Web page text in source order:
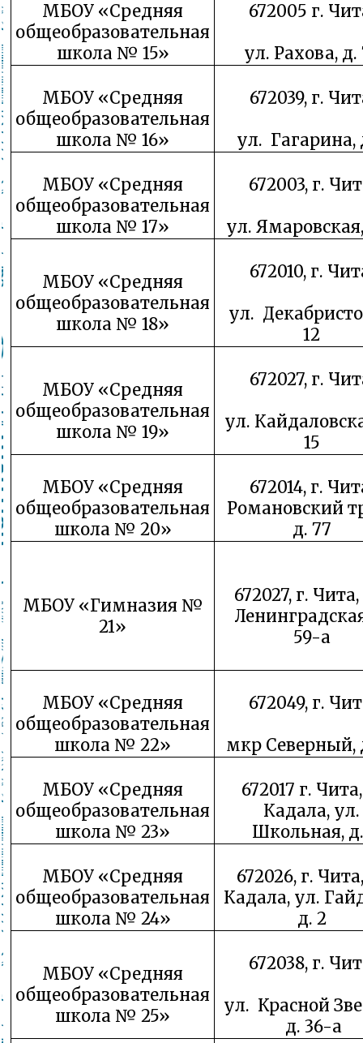
МБОУ «Средняя
общеобразовательная
школа № 15»
672005 г.
ул. Рахова, д.
МБОУ «Средняя
общеобразовательная
школа № 16»
672039, г.
ул. Гагарина,
МБОУ «Средняя
общеобразовательная
школа № 17»
672003, г.
ул.
МБОУ «Средняя
общеобразовательная
школа № 18»
672010, г.
ул.
12
МБОУ «Средняя
общеобразовательная
школа № 19»
672027, г.
ул.
15
МБОУ «Средняя
общеобразовательная
школа № 20»
672014, г.
Романовский
д. 77
МБОУ «Гимназия №
21»
672027, г.
59-а
МБОУ «Средняя
общеобразовательная
школа № 22»
672049, г.
мкр Северный,
МБОУ «Средняя
общеобразовательная
школа № 23»
672017 г.
Кадала, ул.
Школьная,
МБОУ «Средняя
общеобразовательная
школа № 24»
672026, г.
Кадала, ул.
д. 2
МБОУ «Средняя
общеобразовательная
школа № 25»
672038, г.
ул. Красной
д. 36-а